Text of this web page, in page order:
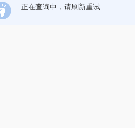
正在查询中，请刷新重试